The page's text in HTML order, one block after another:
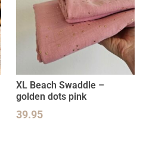
XL Beach Swaddle –
golden dots pink
39.95